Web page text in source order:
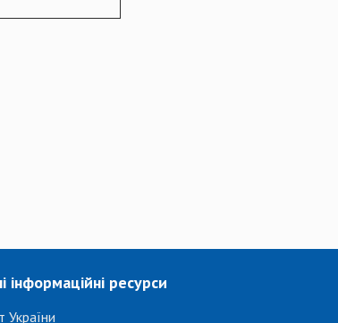
інформаційні ресурси
України